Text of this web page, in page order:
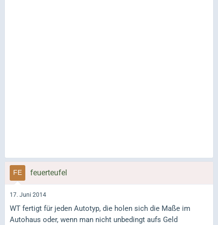
feuerteufel
17. Juni 2014
WT fertigt für jeden Autotyp, die holen sich die Maße im
Autohaus oder, wenn man nicht unbedingt aufs Geld